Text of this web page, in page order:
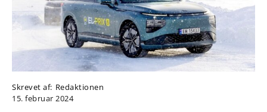
Skrevet af: Redaktionen
15. februar 2024